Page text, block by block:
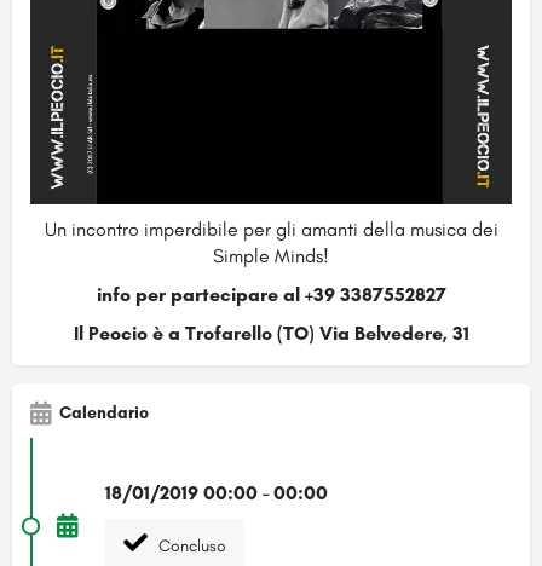
Un incontro imperdibile per gli amanti della musica dei
Simple Minds!
info per partecipare al +39 3387552827
Il Peocio è a Trofarello (TO) Via Belvedere, 31
Calendario
18/01/2019 00:00 - 00:00
Concluso